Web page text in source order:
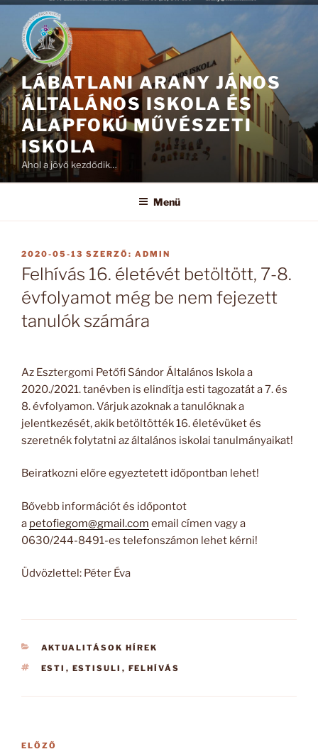
Tartalomhoz
LÁBATLANI ARANY JÁNOS
ÁLTALÁNOS ISKOLA ÉS
ALAPFOKÚ MŰVÉSZETI
ISKOLA
Ahol a jövő kezdődik…
Menü
BEKÜLDVE:
2020-05-13 SZERZŐ: ADMIN
Felhívás 16. életévét betöltött, 7-8.
évfolyamot még be nem fejezett
tanulók számára
Az Esztergomi Petőfi Sándor Általános Iskola a
2020./2021. tanévben is elindítja esti tagozatát a 7. és
8. évfolyamon. Várjuk azoknak a tanulóknak a
jelentkezését, akik betöltötték 16. életévüket és
szeretnék folytatni az általános iskolai tanulmányaikat!
Beiratkozni előre egyeztetett időpontban lehet!
Bővebb információt és időpontot
a petofiegom@gmail.com email címen vagy a
0630/244-8491-es telefonszámon lehet kérni!
Üdvözlettel: Péter Éva
KATEGÓRIÁK
AKTUALITÁSOK HÍREK
CÍMKÉK
ESTI , ESTISULI , FELHÍVÁS
Bejegyzés
Korábbi
ELŐZŐ